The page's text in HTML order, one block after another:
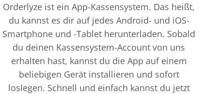
Orderlyze ist ein App-Kassensystem. Das heißt,
du kannst es dir auf jedes Android- und iOS-
Smartphone und -Tablet herunterladen. Sobald
du deinen Kassensystem-Account von uns
erhalten hast, kannst du die App auf einem
beliebigen Gerät installieren und sofort
loslegen. Schnell und einfach kannst du jetzt